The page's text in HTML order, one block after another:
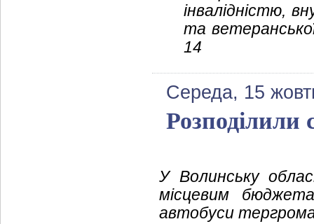
інвалідністю,
та
14
Середа, 15
Розподілили
У Волинську
місцевим
автобуси